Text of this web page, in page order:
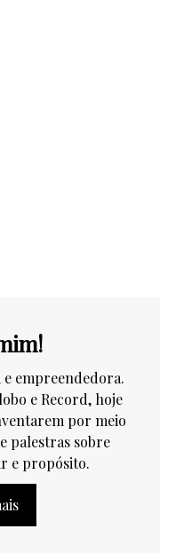
empreendedora.
e Record, hoje
por meio
palestras sobre
e propósito.